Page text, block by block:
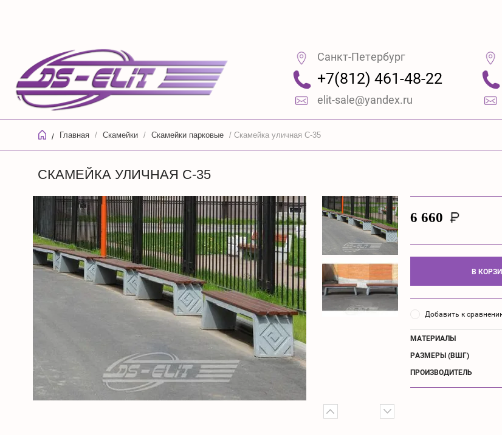
Санкт-Петербург
+7(812) 461-48-22
elit-sale@yandex.ru
/ Главная / Скамейки / Скамейки парковые / Скамейка уличная С-35
СКАМЕЙКА УЛИЧНАЯ С-35
6 660
В
Добавить к
МАТЕРИАЛЫ
РАЗМЕРЫ (ВШГ)
ПРОИЗВОДИТЕЛЬ